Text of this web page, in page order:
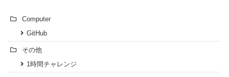
Computer
GitHub
その他
1時間チャレンジ